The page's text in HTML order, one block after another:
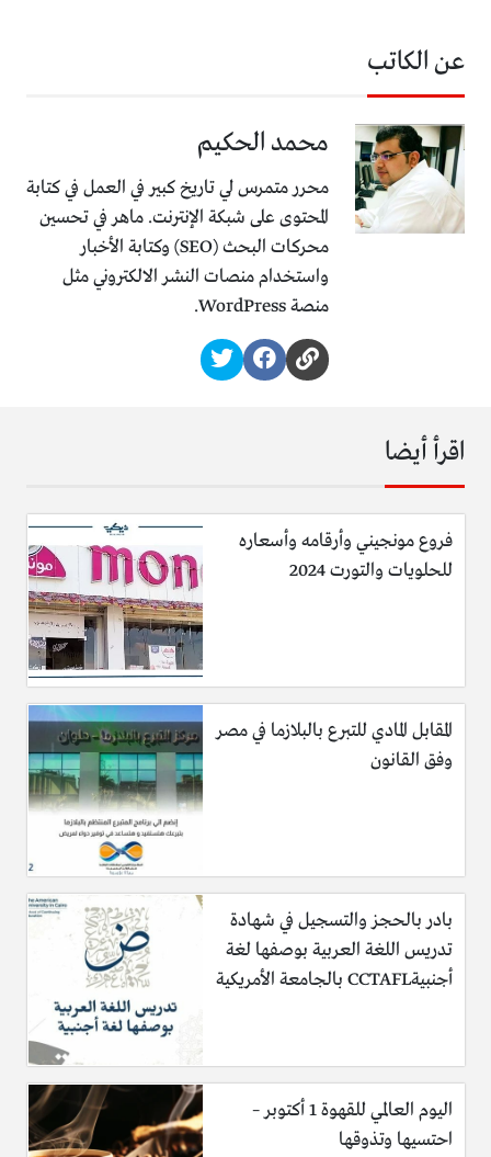
عن الكاتب
محمد الحكيم
محرر متمرس لي تاريخ كبير في العمل في كتابة
المحتوى على شبكة الإنترنت. ماهر في تحسين
محركات البحث (SEO) وكتابة الأخبار
واستخدام منصات النشر الالكتروني مثل
منصة WordPress.
اقرأ أيضا
فروع مونجيني وأرقامه وأسعاره
للحلويات والتورت 2024
المقابل المادي للتبرع بالبلازما في مصر
وفق القانون
بادر بالحجز والتسجيل في شهادة
تدريس اللغة العربية بوصفها لغة
أجنبيةCCTAFL بالجامعة الأمريكية
اليوم العالمي للقهوة 1 أكتوبر –
احتسيها وتذوقها